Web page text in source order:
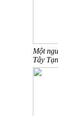
Một
Tây